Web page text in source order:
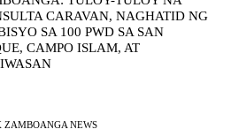
CARAVAN, NAGHATID NG
SA 100 PWD SA SAN
CAMPO ISLAM, AT
ZAMBOANGA NEWS